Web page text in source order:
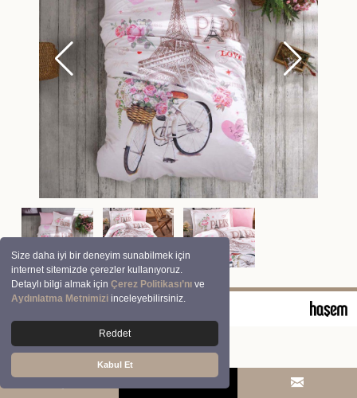
Size daha iyi bir deneyim sunabilmek için
internet sitemizde çerezler kullanıyoruz.
Detaylı bilgi almak içinÇerez Politikası’nı ve
Aydınlatma Metnimizi inceleyebilirsiniz.
Reddet
Kabul Et